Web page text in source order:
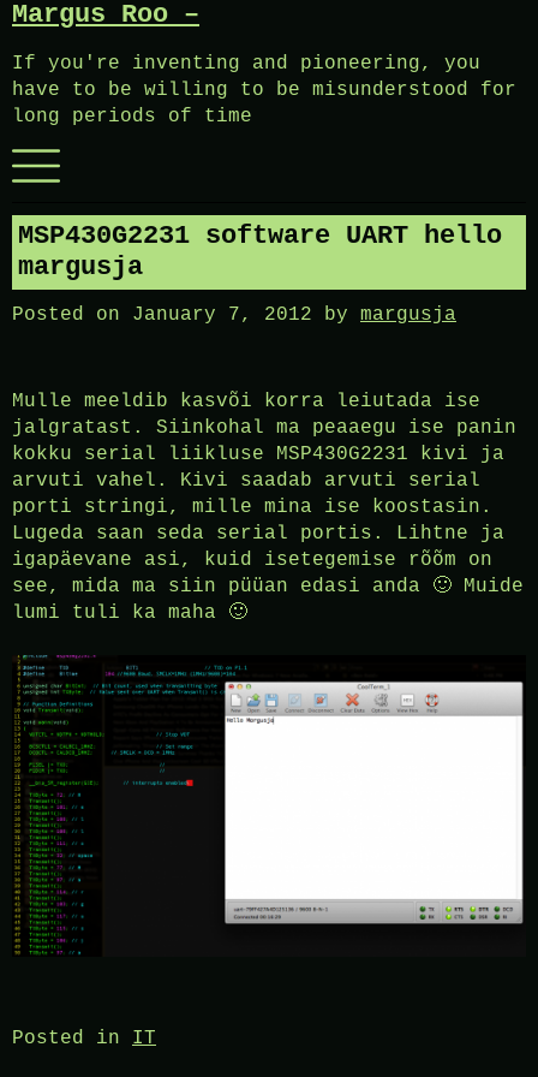
Skip
content
Margus Roo –
If you're inventing and pioneering, you
have to be willing to be misunderstood for
long periods of time
Menu
MSP430G2231 software UART hello
margusja
Posted on January 7, 2012 by margusja
Mulle meeldib kasvõi korra leiutada ise
jalgratast. Siinkohal ma peaaegu ise panin
kokku serial liikluse MSP430G2231 kivi ja
arvuti vahel. Kivi saadab arvuti serial
porti stringi, mille mina ise koostasin.
Lugeda saan seda serial portis. Lihtne ja
igapäevane asi, kuid isetegemise rõõm on
see, mida ma siin püüan edasi anda 🙂 Muide
lumi tuli ka maha 🙂
Posted in IT